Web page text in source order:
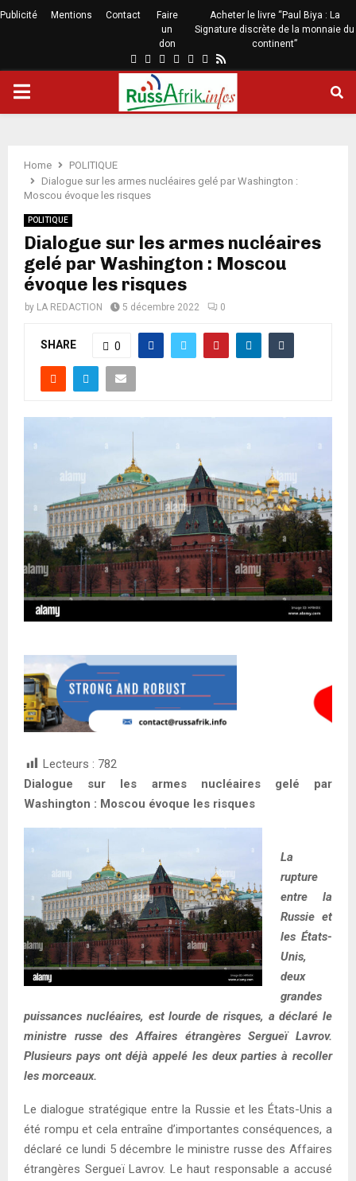
Publicité Mentions Contact
Faire
un
don
Acheter le livre “Paul Biya : La
Signature discrète de la monnaie du
continent”
Home
POLITIQUE
Dialogue sur les armes nucléaires gelé par Washington :
Moscou évoque les risques
POLITIQUE
Dialogue sur les armes nucléaires
gelé par Washington : Moscou
évoque les risques
by LA REDACTION 5 décembre 2022 0
SHARE 0
Lecteurs : 782
Dialogue sur les armes nucléaires gelé par
Washington : Moscou évoque les risques
La
rupture
entre la
Russie et
les États-
Unis,
deux
grandes
puissances nucléaires, est lourde de risques, a déclaré le
ministre russe des Affaires étrangères Sergueï Lavrov.
Plusieurs pays ont déjà appelé les deux parties à recoller
les morceaux.
Le dialogue stratégique entre la Russie et les États-Unis a
été rompu et cela entraîne d’importantes conséquences, a
déclaré ce lundi 5 décembre le ministre russe des Affaires
étrangères Sergueï Lavrov. Le haut responsable a accusé